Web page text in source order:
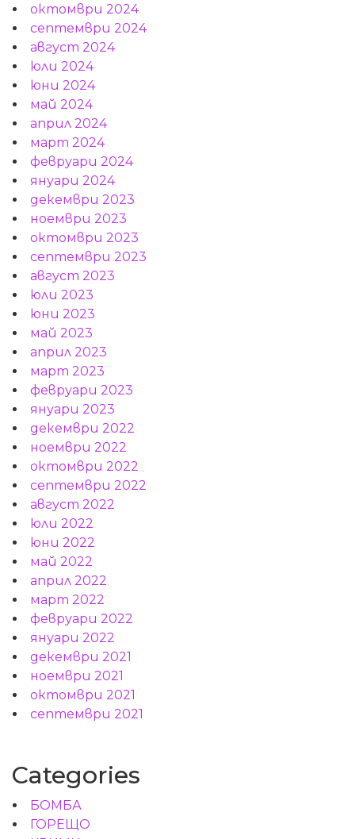
октомври 2024
септември 2024
август 2024
юли 2024
юни 2024
май 2024
април 2024
март 2024
февруари 2024
януари 2024
декември 2023
ноември 2023
октомври 2023
септември 2023
август 2023
юли 2023
юни 2023
май 2023
април 2023
март 2023
февруари 2023
януари 2023
декември 2022
ноември 2022
октомври 2022
септември 2022
август 2022
юли 2022
юни 2022
май 2022
април 2022
март 2022
февруари 2022
януари 2022
декември 2021
ноември 2021
октомври 2021
септември 2021
Categories
БОМБА
ГОРЕЩО